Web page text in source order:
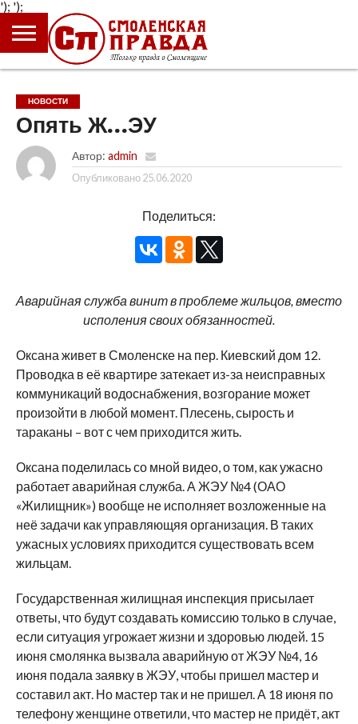
');
ГЛАВНАЯ
НОВОСТИ
ПРОИСШЕСТВИЯ
ПОЛИТИКА
КУЛЬТУРА
ЭКОНОМИКА
ОБЩЕСТВО
БЛОГИ
НОВОСТИ
Опять Ж…ЭУ
Автор: admin
Опубликовано 25.06.2020
Поделиться:
Аварийная служба винит в проблеме жильцов, вместо
исполения своих обязанностей.
Оксана живет в Смоленске на пер. Киевский дом 12.
Проводка в её квартире затекает из-за неисправных
коммуникаций водоснабжения, возгорание может
произойти в любой момент. Плесень, сырость и
тараканы – вот с чем приходится жить.
Оксана поделилась со мной видео, о том, как ужасно
работает аварийная служба. А ЖЭУ №4 (ОАО
«Жилищник») вообще не исполняет возложенные на
неё задачи как управляющяя организация. В таких
ужасных условиях приходится существовать всем
жильцам.
Государственная жилищная инспекция присылает
ответы, что будут создавать комиссию только в случае,
если ситуация угрожает жизни и здоровью людей. 15
июня смолянка вызвала аварийную от ЖЭУ №4, 16
июня подала заявку в ЖЭУ, чтобы пришел мастер и
составил акт. Но мастер так и не пришел. А 18 июня по
телефону женщине ответили, что мастер не придёт, акт
');